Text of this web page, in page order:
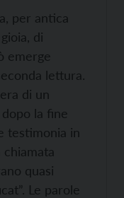
per antica
di
emerge
lettura.
di un
la fine
testimonia in
chiamata
quasi
Le parole